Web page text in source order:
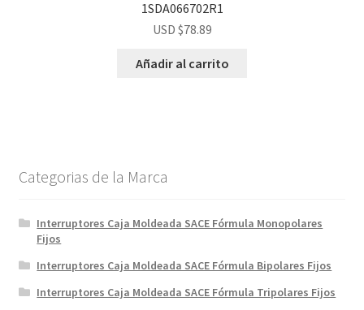
1SDA066702R1
USD $78.89
Añadir al carrito
Categorias de la Marca
Interruptores Caja Moldeada SACE Fórmula Monopolares
Fijos
Interruptores Caja Moldeada SACE Fórmula Bipolares Fijos
Interruptores Caja Moldeada SACE Fórmula Tripolares Fijos